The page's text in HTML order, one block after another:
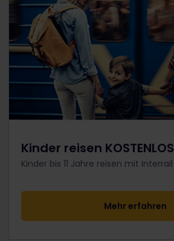
Kinder reisen KOSTENLOS
Kinder bis 11 Jahre reisen mit Interrail
Mehr erfahren